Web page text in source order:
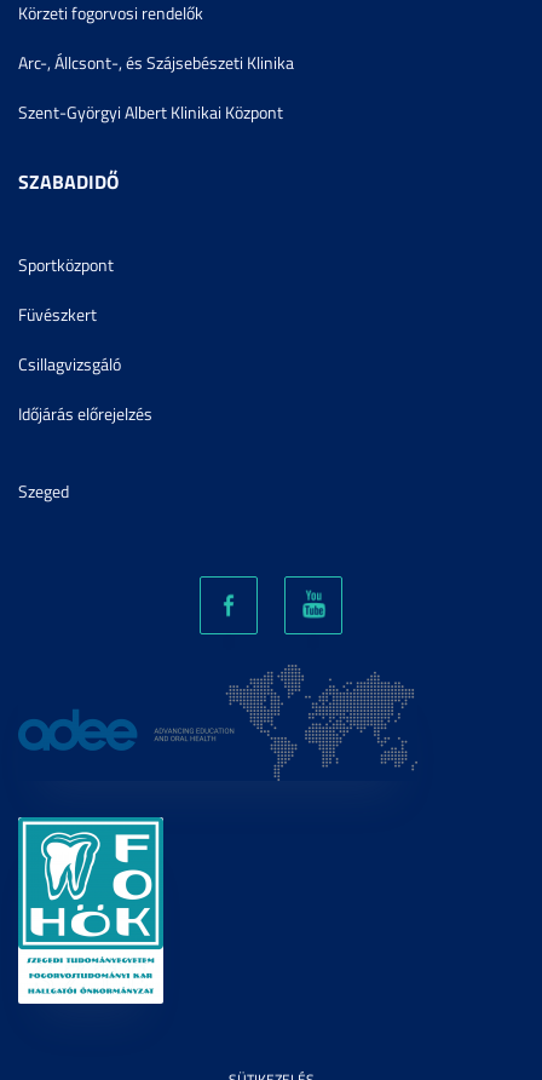
Körzeti fogorvosi rendelők
Arc-, Állcsont-, és Szájsebészeti Klinika
Szent-Györgyi Albert Klinikai Központ
SZABADIDŐ
Sportközpont
Füvészkert
Csillagvizsgáló
Időjárás előrejelzés
Szeged